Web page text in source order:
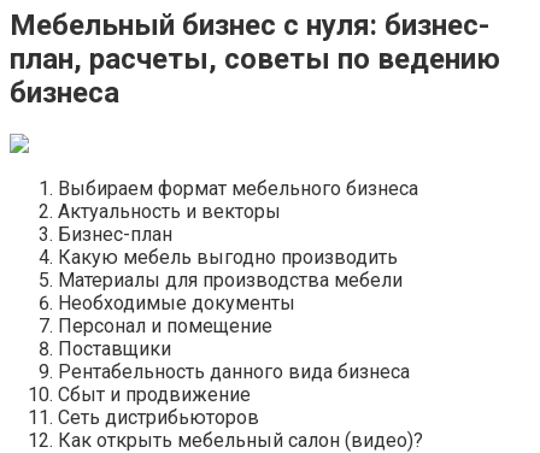
Мебельный бизнес с нуля: бизнес-
план, расчеты, советы по ведению
бизнеса
Выбираем формат мебельного бизнеса
Актуальность и векторы
Бизнес-план
Какую мебель выгодно производить
Материалы для производства мебели
Необходимые документы
Персонал и помещение
Поставщики
Рентабельность данного вида бизнеса
Сбыт и продвижение
Сеть дистрибьюторов
Как открыть мебельный салон (видео)?